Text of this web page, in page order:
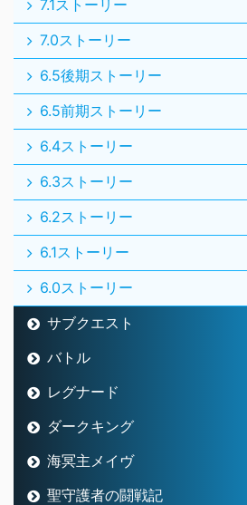
7.1ストーリー
7.0ストーリー
6.5後期ストーリー
6.5前期ストーリー
6.4ストーリー
6.3ストーリー
6.2ストーリー
6.1ストーリー
6.0ストーリー
サブクエスト
バトル
レグナード
ダークキング
海冥主メイヴ
聖守護者の闘戦記